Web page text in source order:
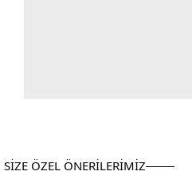
SİZE ÖZEL ÖNERİLERİMİZ